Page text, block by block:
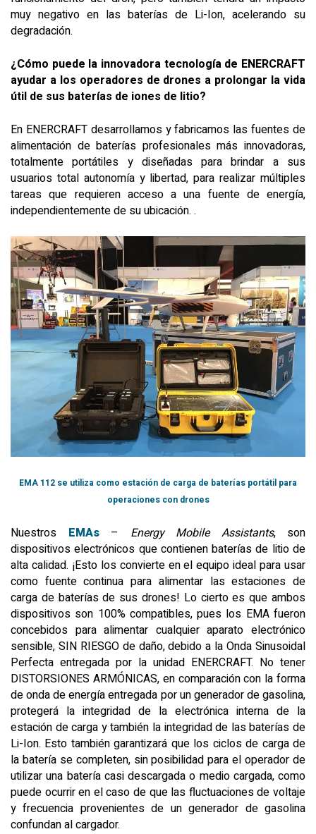
muy negativo en las baterías de Li-Ion, acelerando su
degradación.
¿Cómo puede la innovadora tecnología de ENERCRAFT
ayudar a los operadores de drones a prolongar la vida
útil de sus baterías de iones de litio?
En ENERCRAFT desarrollamos y fabricamos las fuentes de
alimentación de baterías profesionales más innovadoras,
totalmente portátiles y diseñadas para brindar a sus
usuarios total autonomía y libertad, para realizar múltiples
tareas que requieren acceso a una fuente de energía,
independientemente de su ubicación. .
EMA 112 se utiliza como estación de carga de baterías portátil para
operaciones con drones
Nuestros EMAs– Energy Mobile Assistants, son
dispositivos electrónicos que contienen baterías de litio de
alta calidad. ¡Esto los convierte en el equipo ideal para usar
como fuente continua para alimentar las estaciones de
carga de baterías de sus drones! Lo cierto es que ambos
dispositivos son 100% compatibles, pues los EMA fueron
concebidos para alimentar cualquier aparato electrónico
sensible, SIN RIESGO de daño, debido a la Onda Sinusoidal
Perfecta entregada por la unidad ENERCRAFT. No tener
DISTORSIONES ARMÓNICAS, en comparación con la forma
de onda de energía entregada por un generador de gasolina,
protegerá la integridad de la electrónica interna de la
estación de carga y también la integridad de las baterías de
Li-Ion. Esto también garantizará que los ciclos de carga de
la batería se completen, sin posibilidad para el operador de
utilizar una batería casi descargada o medio cargada, como
puede ocurrir en el caso de que las fluctuaciones de voltaje
y frecuencia provenientes de un generador de gasolina
confundan al cargador.